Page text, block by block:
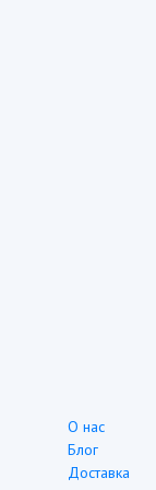
О нас
Блог
Доставка